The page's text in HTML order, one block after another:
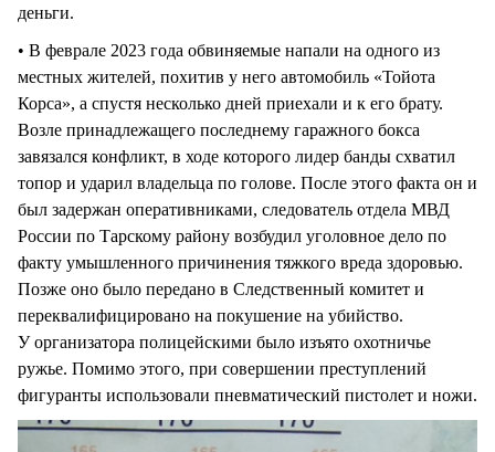
деньги.
• В феврале 2023 года обвиняемые напали на одного из
местных жителей, похитив у него автомобиль «Тойота
Корса», а спустя несколько дней приехали и к его брату.
Возле принадлежащего последнему гаражного бокса
завязался конфликт, в ходе которого лидер банды схватил
топор и ударил владельца по голове. После этого факта он и
был задержан оперативниками, следователь отдела МВД
России по Тарскому району возбудил уголовное дело по
факту умышленного причинения тяжкого вреда здоровью.
Позже оно было передано в Следственный комитет и
переквалифицировано на покушение на убийство.
У организатора полицейскими было изъято охотничье
ружье. Помимо этого, при совершении преступлений
фигуранты использовали пневматический пистолет и ножи.